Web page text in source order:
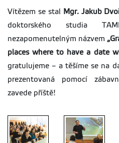
Vítězem se stal Mgr. Jakub
doktorského studia
nezapomenutelným názvem
places where to have a date
gratulujeme – a těšíme se na
prezentovaná pomocí
zavede příště!